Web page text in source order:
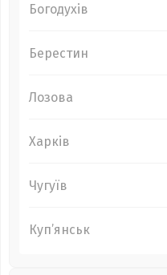
Богодухів
Берестин
Лозова
Харків
Чугуїв
Куп’янськ